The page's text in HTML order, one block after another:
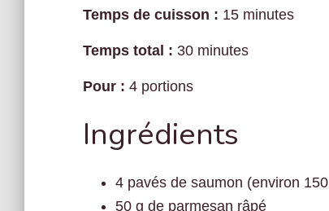
Temps de cuisson : 15 minutes
Temps total : 30 minutes
Pour : 4 portions
Ingrédients
4 pavés de saumon (environ
50 g de parmesan râpé